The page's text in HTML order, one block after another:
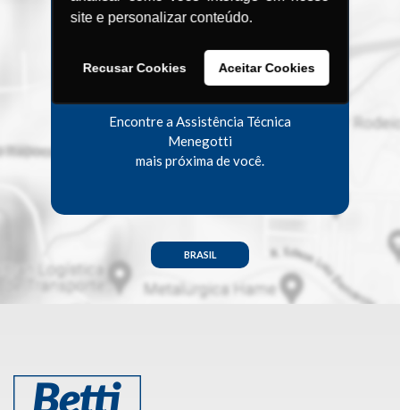
site e personalizar conteúdo.
Recusar Cookies Aceitar Cookies
Procurando uma
Assistência
Técnica?
Encontre a Assistência Técnica
Menegotti
mais próxima de você.
BRASIL